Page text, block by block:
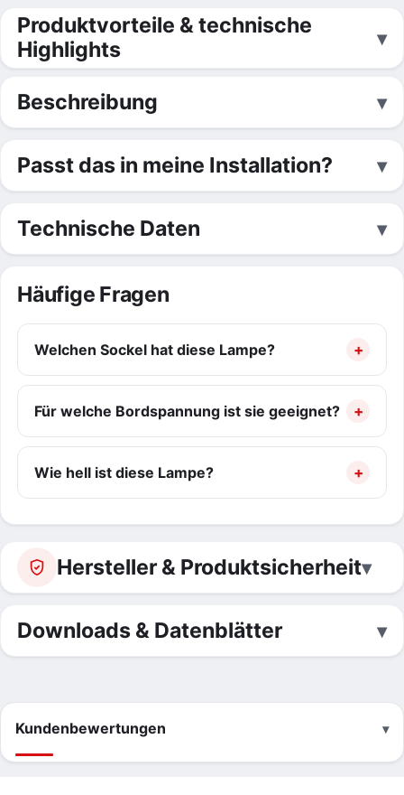
Produktvorteile & technische
Highlights
Beschreibung
Passt das in meine Installation?
Technische Daten
Häufige Fragen
Welchen Sockel hat diese Lampe?
Für welche Bordspannung ist sie geeignet?
Wie hell ist diese Lampe?
Hersteller & Produktsicherheit
Downloads & Datenblätter
Kundenbewertungen